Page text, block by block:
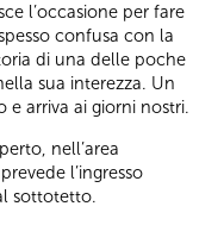
l’occasione per fare
confusa con la
di una delle poche
sua interezza. Un
e arriva ai giorni nostri.
nell’area
l’ingresso
sottotetto.